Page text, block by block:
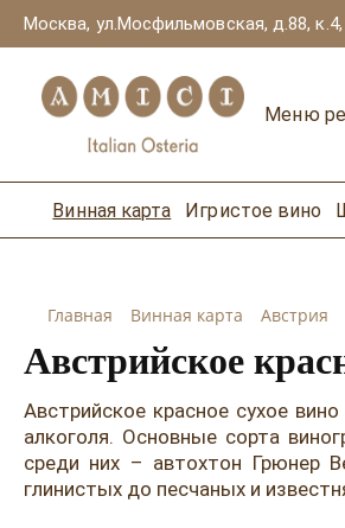
Москва, ул.Мосфильмовская, д.88, к.4,
Меню
Винная карта Игристое вино
Главная Винная карта Австрия
Австрийское
Австрийское красное сухое
алкоголя. Основные сорта
среди них – автохтон Грюнер
глинистых до песчаных и